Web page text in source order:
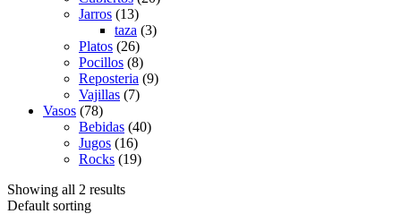
Jarros (13)
taza (3)
Platos (26)
Pocillos (8)
Reposteria (9)
Vajillas (7)
Vasos (78)
Bebidas (40)
Jugos (16)
Rocks (19)
Showing all 2 results
Default sorting